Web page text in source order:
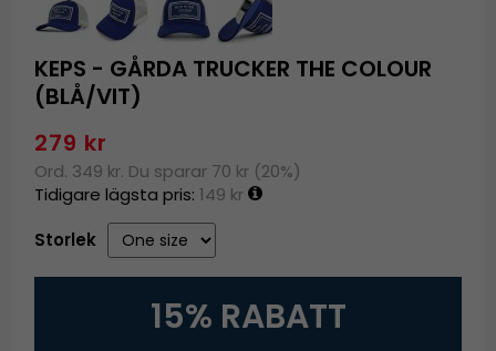
KEPS - GÅRDA TRUCKER THE COLOUR
(BLÅ/VIT)
279 kr
Ord. 349 kr. Du sparar 70 kr (20%)
Tidigare lägsta pris:149 kr
Storlek
15% RABATT